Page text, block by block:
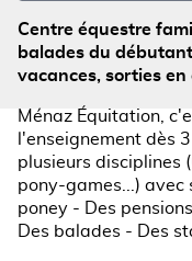
Centre équestre
balades du
vacances, sorties
Ménaz Équitation,
l'enseignement dès
plusieurs disciplines
pony-games...) avec
poney - Des
Des balades - Des